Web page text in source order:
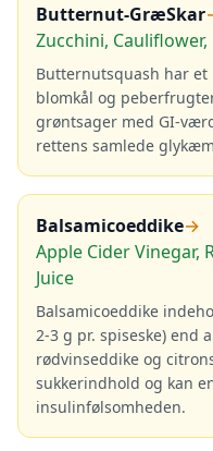
Butternut-GræSkar
Zucchini, Cauliflower,
Butternutsquash har et
blomkål og
grøntsager med GI-
rettens samlede
Balsamicoeddike→
Apple Cider Vinegar,
Juice
Balsamicoeddike
2-3 g pr. spiseske) end
rødvinseddike og
sukkerindhold og kan
insulinfølsomheden.